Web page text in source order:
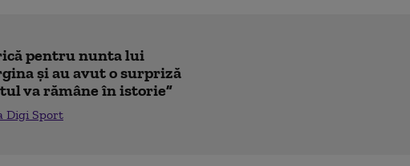
pentru nunta lui
și au avut o surpriză
va rămâne în istorie”
Digi Sport